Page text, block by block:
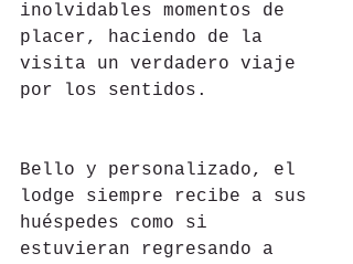
inolvidables momentos de
placer, haciendo de la
visita un verdadero viaje
por los sentidos.
Bello y personalizado, el
lodge siempre recibe a sus
huéspedes como si
estuvieran regresando a